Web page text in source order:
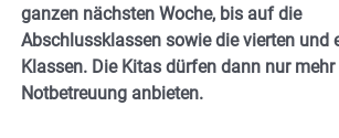
ganzen nächsten Woche, bis auf die
Abschlussklassen sowie die vierten und
Klassen. Die Kitas dürfen dann nur mehr
Notbetreuung anbieten.